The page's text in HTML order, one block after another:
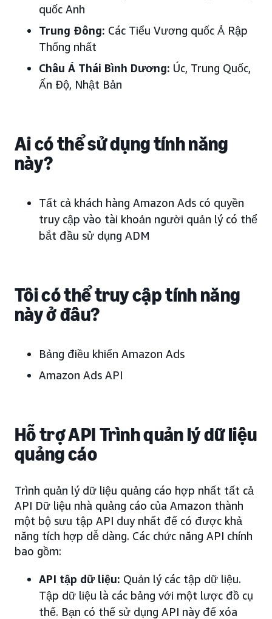
quốc Anh
Trung Đông: Các Tiểu Vương quốc Ả Rập
Thống nhất
Châu Á Thái Bình Dương: Úc, Trung Quốc,
Ấn Độ, Nhật Bản
Ai có thể sử dụng tính năng
này?
Tất cả khách hàng Amazon Ads có quyền
truy cập vào tài khoản người quản lý có thể
bắt đầu sử dụng ADM
Tôi có thể truy cập tính năng
này ở đâu?
Bảng điều khiển Amazon Ads
Amazon Ads API
Hỗ trợ API Trình quản lý dữ liệu
quảng cáo
Trình quản lý dữ liệu quảng cáo hợp nhất tất cả
API Dữ liệu nhà quảng cáo của Amazon thành
một bộ sưu tập API duy nhất để có được khả
năng tích hợp dễ dàng. Các chức năng API chính
bao gồm:
API tập dữ liệu: Quản lý các tập dữ liệu.
Tập dữ liệu là các bảng với một lược đồ cụ
thể. Bạn có thể sử dụng API này để xóa